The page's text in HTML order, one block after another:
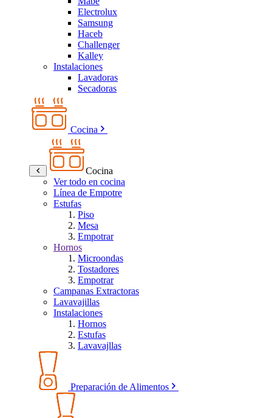
Electrolux
Samsung
Haceb
Challenger
Kalley
Instalaciones
Lavadoras
Secadoras
Cocina
Cocina
Ver todo en cocina
Línea de Empotre
Estufas
Piso
Mesa
Empotrar
Hornos
Microondas
Tostadores
Empotrar
Campanas Extractoras
Lavavajillas
Instalaciones
Hornos
Estufas
Lavavajllas
Preparación de Alimentos